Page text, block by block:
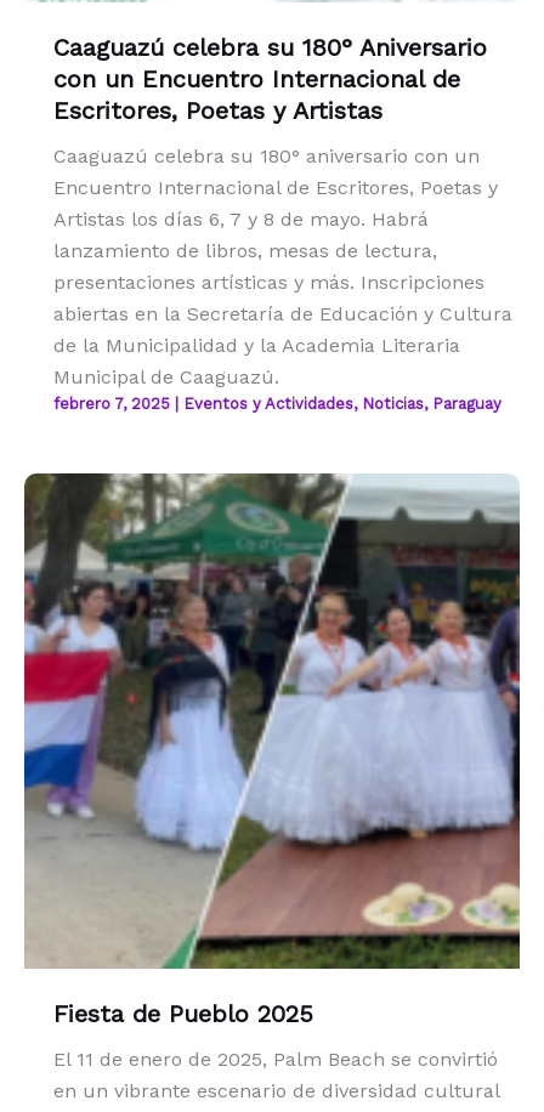
Caaguazú celebra su 180° Aniversario
con un Encuentro Internacional de
Escritores, Poetas y Artistas
Caaguazú celebra su 180° aniversario con un
Encuentro Internacional de Escritores, Poetas y
Artistas los días 6, 7 y 8 de mayo. Habrá
lanzamiento de libros, mesas de lectura,
presentaciones artísticas y más. Inscripciones
abiertas en la Secretaría de Educación y Cultura
de la Municipalidad y la Academia Literaria
Municipal de Caaguazú.
febrero 7, 2025 Eventos y Actividades, Noticias, Paraguay
Fiesta de Pueblo 2025
El 11 de enero de 2025, Palm Beach se convirtió
en un vibrante escenario de diversidad cultural